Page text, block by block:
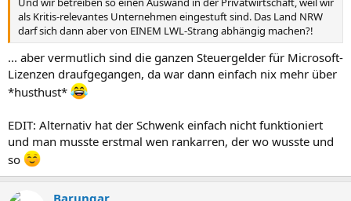
als Kritis-relevantes Unternehmen eingestuft sind. Das Land NRW
darf sich dann aber von EINEM LWL-Strang abhängig machen?!
... aber vermutlich sind die ganzen Steuergelder für Microsoft-
Lizenzen draufgegangen, da war dann einfach nix mehr über
*husthust*
EDIT: Alternativ hat der Schwenk einfach nicht funktioniert
und man musste erstmal wen rankarren, der wo wusste und
so
Barungar